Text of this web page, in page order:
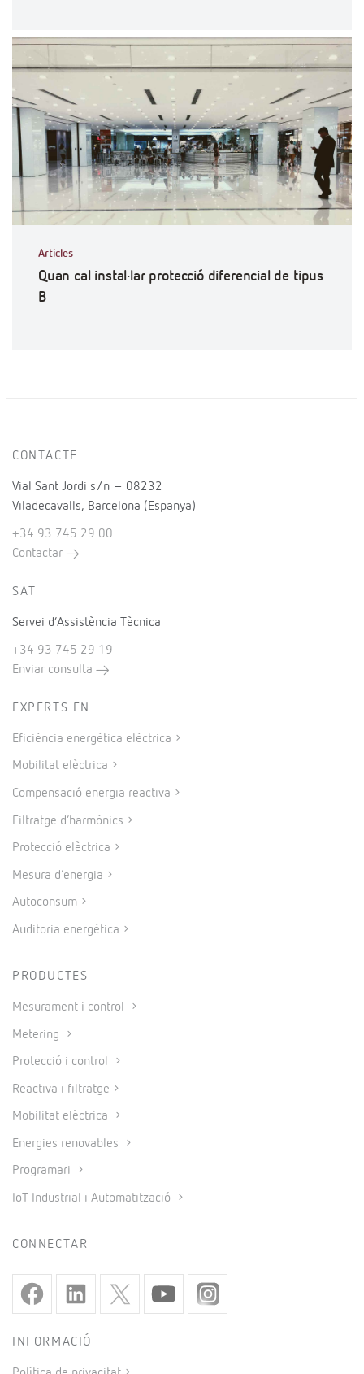
Articles
Quan cal instal·lar protecció diferencial de tipus
B
CONTACTE
Vial Sant Jordi s/n – 08232
Viladecavalls, Barcelona (Espanya)
+34 93 745 29 00
Contactar
SAT
Servei d’Assistència Tècnica
+34 93 745 29 19
Enviar consulta
EXPERTS EN
Eficiència energètica elèctrica
Mobilitat elèctrica
Compensació energia reactiva
Filtratge d’harmònics
Protecció elèctrica
Mesura d’energia
Autoconsum
Auditoria energètica
PRODUCTES
Mesurament i control
Metering
Protecció i control
Reactiva i filtratge
Mobilitat elèctrica
Energies renovables
Programari
IoT Industrial i Automatització
CONNECTAR
INFORMACIÓ